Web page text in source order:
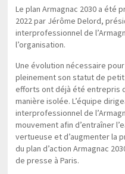
Le plan Armagnac 2030 a été
2022 par Jérôme Delord,
interprofessionnel de
l’organisation.
Une évolution nécessaire pour
pleinement son statut de
efforts ont déjà été entrepris
manière isolée. L’équipe
interprofessionnel de
mouvement afin d’entraîner
vertueuse et d’augmenter la
du plan d’action Armagnac
de presse à Paris.